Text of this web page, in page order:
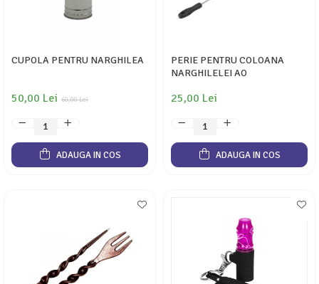
CUPOLA PENTRU NARGHILEA
60,00 Lei
50,00 Lei
ADAUGA IN COS
PERIE PENTRU COLOANA
NARGHILELEI AO
25,00 Lei
ADAUGA IN COS